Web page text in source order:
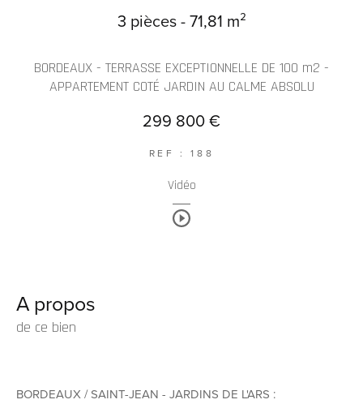
3 pièces - 71,81 m²
BORDEAUX - TERRASSE EXCEPTIONNELLE DE 100 m2 -
APPARTEMENT COTÉ JARDIN AU CALME ABSOLU
299 800 €
REF : 188
Vidéo
A propos
de ce bien
BORDEAUX / SAINT-JEAN - JARDINS DE L'ARS :